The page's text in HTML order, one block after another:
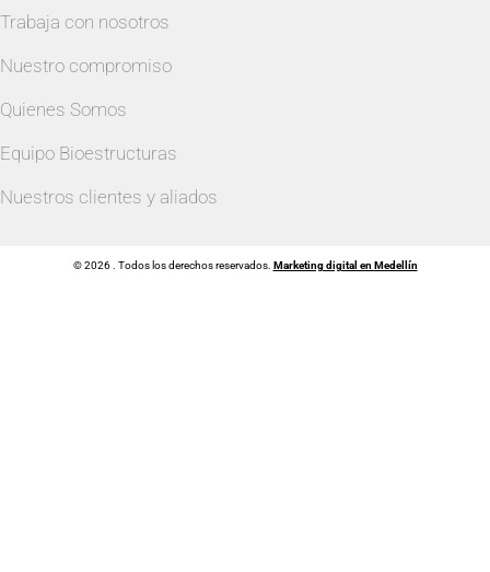
Trabaja con nosotros
Nuestro compromiso
Quienes Somos
Equipo Bioestructuras
Nuestros clientes y aliados
© 2026 . Todos los derechos reservados. Marketing digital en Medellín